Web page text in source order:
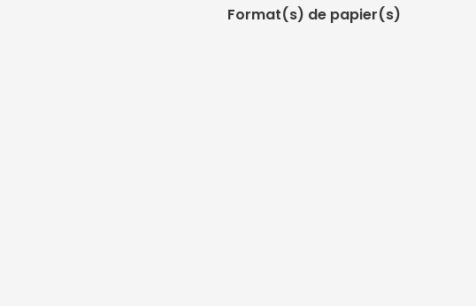
Format(s) de papier(s)